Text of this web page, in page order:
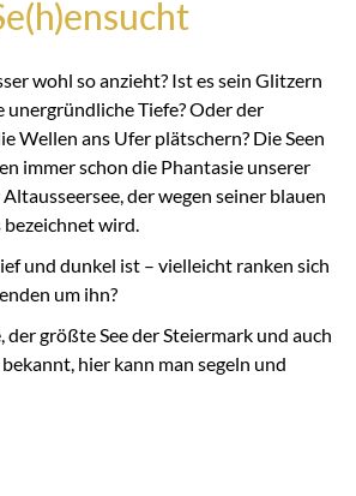
wohl so anzieht? Ist es sein Glitzern
unergründliche Tiefe? Oder der
Wellen ans Ufer plätschern? Die Seen
immer schon die Phantasie unserer
der wegen seiner blauen
bezeichnet wird.
und dunkel ist – vielleicht ranken sich
um ihn?
größte See der Steiermark und auch
hier kann man segeln und